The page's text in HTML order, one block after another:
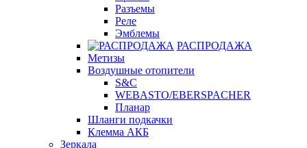
Разъемы
Реле
Эмблемы
РАСПРОДАЖА
Метизы
Воздушные отопители
S&C
WEBASTO/EBERSPACHER
Планар
Шланги подкачки
Клемма АКБ
Зеркала